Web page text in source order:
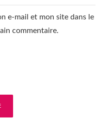
e-mail et mon site dans le
commentaire.